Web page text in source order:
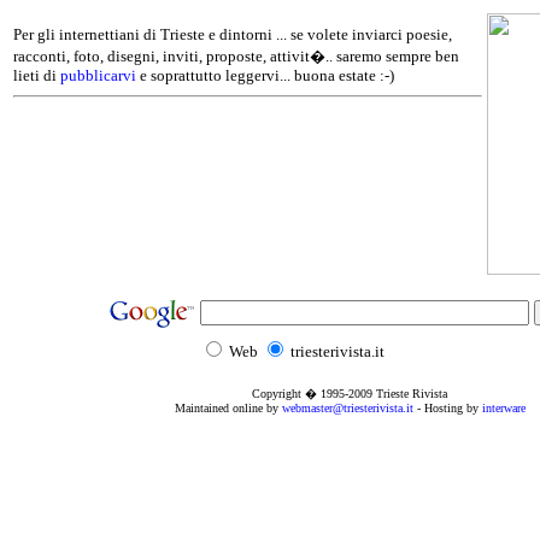
Per gli internettiani di Trieste e dintorni ... se volete inviarci poesie,
racconti, foto, disegni, inviti, proposte, attivit�.. saremo sempre ben
lieti di pubblicarvi e soprattutto leggervi... buona estate :-)
Web triesterivista.it
Copyright � 1995-2009 Trieste Rivista
Maintained online by webmaster@triesterivista.it- Hosting by interware